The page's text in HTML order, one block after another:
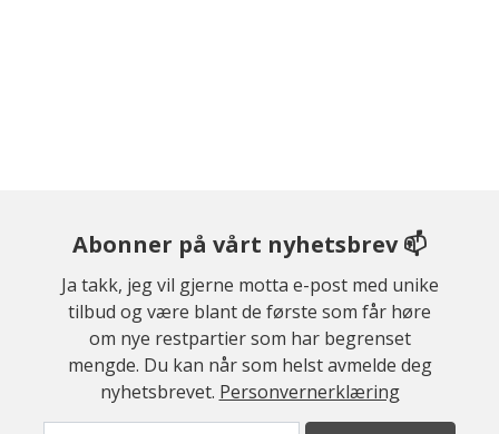
Abonner på vårt nyhetsbrev 📫
Ja takk, jeg vil gjerne motta e-post med unike
tilbud og være blant de første som får høre
om nye restpartier som har begrenset
mengde. Du kan når som helst avmelde deg
nyhetsbrevet. Personvernerklæring